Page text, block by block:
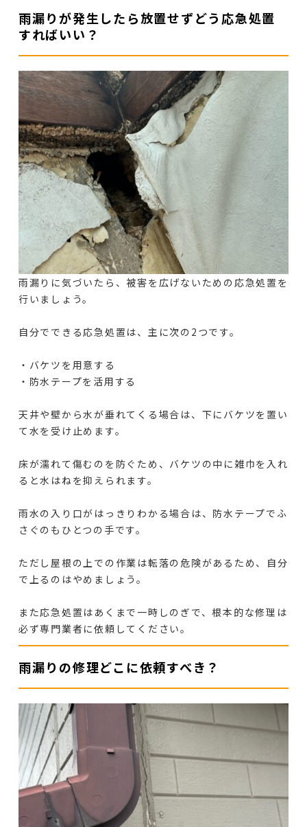
雨漏りが発生したら放置せずどう応急処置
すればいい？
雨漏りに気づいたら、被害を広げないための応急処置を
行いましょう。
自分でできる応急処置は、主に次の2つです。
・バケツを用意する
・防水テープを活用する
天井や壁から水が垂れてくる場合は、下にバケツを置い
て水を受け止めます。
床が濡れて傷むのを防ぐため、バケツの中に雑巾を入れ
ると水はねを抑えられます。
雨水の入り口がはっきりわかる場合は、防水テープでふ
さぐのもひとつの手です。
ただし屋根の上での作業は転落の危険があるため、自分
で上るのはやめましょう。
また応急処置はあくまで一時しのぎで、根本的な修理は
必ず専門業者に依頼してください。
雨漏りの修理どこに依頼すべき？